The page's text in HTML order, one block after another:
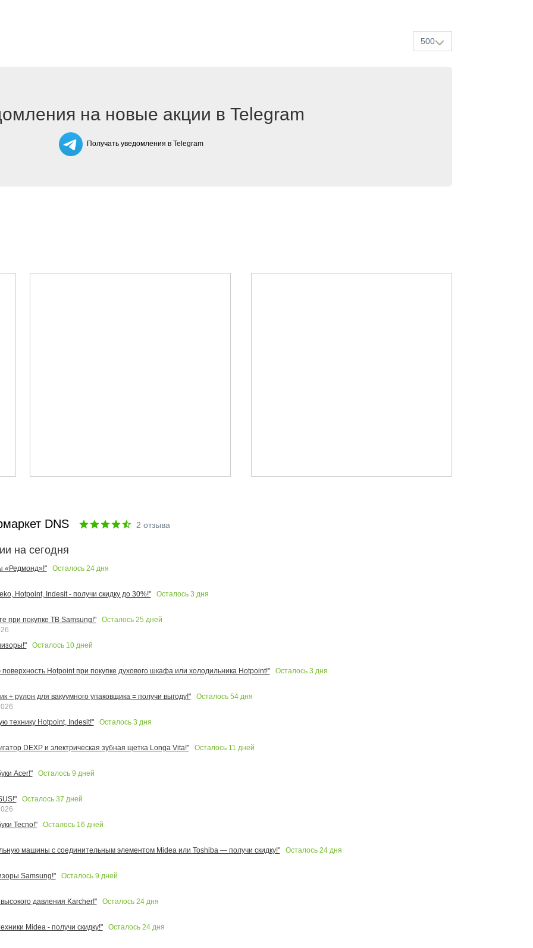
500
на новые акции в Telegram
Получать уведомления в Telegram
DNS 2 отзыва
на сегодня
«Редмонд»!" Осталось 24дня
Hotpoint, Indesit - получи скидку до 30%!" Осталось 3 дня
при покупке ТВ Samsung!" Осталось 25 дней
Осталось 10дней
Hotpoint при покупке духового шкафа или холодильника Hotpoint!" Осталось 3 дня
+ рулон для вакуумного упаковщика = получи выгоду!" Осталось 54дня
технику Hotpoint, Indesit!"
Осталось 3 дня
DEXP и электрическая зубная щетка Longa Vita!" Осталось 11 дней
Acer!" Осталось 9 дней
Осталось 37 дней
Tecno!"
Осталось 16 дней
машины с соединительным элементом Midea или Toshiba — получи скидку!" Осталось 24дня
Samsung!" Осталось 9 дней
давления Karcher!" Осталось 24дня
Midea - получи скидку!" Осталось 24дня